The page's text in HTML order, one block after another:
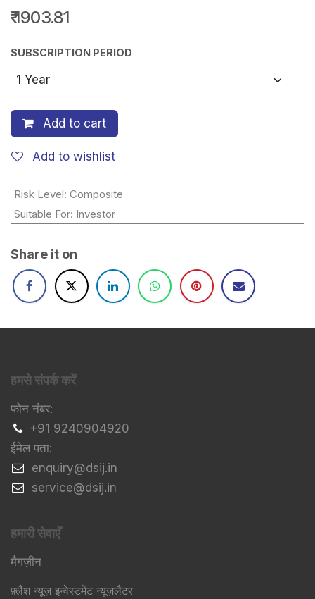
₹1903.81
SUBSCRIPTION PERIOD
Add to cart
Add to wishlist
Risk Level: Composite
Suitable For: Investor
Share it on
हमसे संपर्क करें
फोन नंबर:
+91 9240904920
ईमेल पता:
​enquiry@dsij.in
​service@dsij.in
हमारी सेवाएँ
मैगज़ीन
फ़्लैश न्यूज़ इन्वेस्टमेंट न्यूज़लैटर